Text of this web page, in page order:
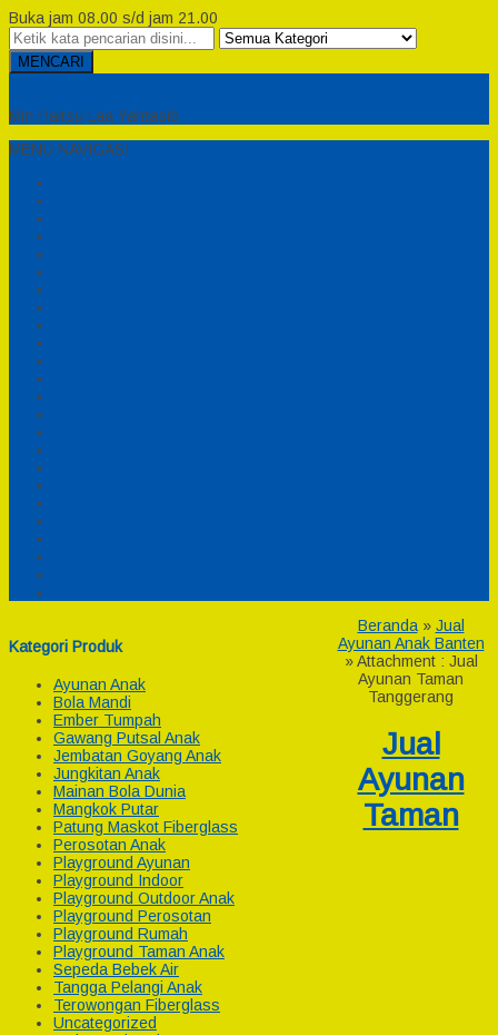
Buka jam 08.00 s/d jam 21.00
MENCARI
Min Haitsu Laa Yahtasib
MENU NAVIGASI
Kategori Produk
Ayunan Anak
Bola Mandi
Ember Tumpah
Gawang Putsal Anak
Jembatan Goyang Anak
Jungkitan Anak
Mainan Bola Dunia
Mangkok Putar
Patung Maskot Fiberglass
Perosotan Anak
Playground Ayunan
Playground Indoor
Playground Outdoor Anak
Playground Perosotan
Playground Rumah
Playground Taman Anak
Sepeda Bebek Air
Tangga Pelangi Anak
Terowongan Fiberglass
Uncategorized
Beranda» Jual
Ayunan Anak Banten
» Attachment : Jual
Ayunan Taman
Tanggerang
Jual
Ayunan
Taman